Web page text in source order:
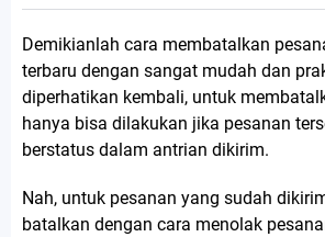
Demikianlah cara membatalkan
terbaru dengan sangat mudah dan
diperhatikan kembali, untuk
hanya bisa dilakukan jika pesanan
berstatus dalam antrian dikirim.
Nah, untuk pesanan yang sudah
batalkan dengan cara menolak